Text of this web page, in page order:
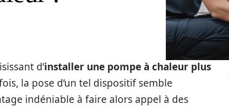
d’installer une pompe à chaleur plus
la pose d’un tel dispositif semble
indéniable à faire alors appel à des